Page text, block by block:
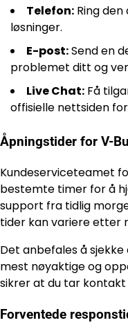
Telefon: Ring
løsninger.
E-post:Send en
problemet ditt og
Live Chat: Få
offisielle nettsiden
Åpningstider for V-
Kundeserviceteamet
bestemte timer for å
support fra tidlig
tider kan variere etter
Det anbefales å
mest nøyaktige og
sikrer at du tar
Forventede